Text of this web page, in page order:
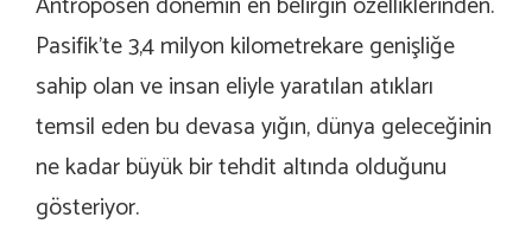
Pasifik’te 3,4 milyon kilometrekare genişliğe
sahip olan ve insan eliyle yaratılan atıkları
temsil eden bu devasa yığın, dünya geleceğinin
ne kadar büyük bir tehdit altında olduğunu
gösteriyor.